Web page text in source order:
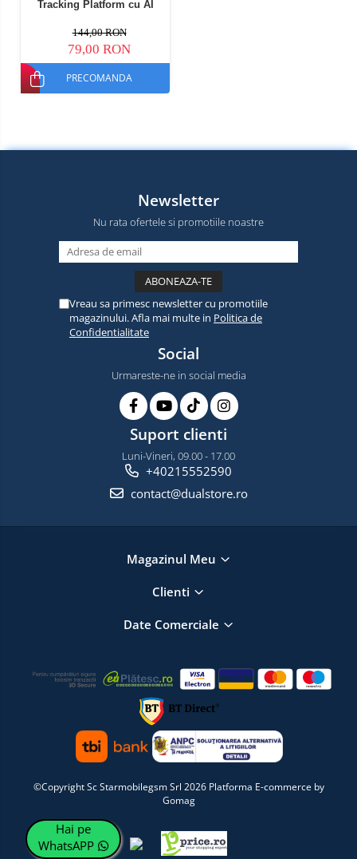
Tracking Platform cu AI
Recognition Negru
144,00 RON
79,00 RON
PRECOMANDA
Newsletter
Nu rata ofertele si promotiile noastre
Vreau sa primesc newsletter cu promotiile
magazinului. Afla mai multe in Politica de
Confidentialitate
Social
Urmareste-ne in social media
Suport clienti
Luni-Vineri, 09.00 - 17.00
+40215552590
contact@dualstore.ro
Magazinul Meu
Clienti
Date Comerciale
©Copyright Sc Starmobilegsm Srl 2026 Platforma E-commerce by
Gomag
Hai pe
WhatsAPP